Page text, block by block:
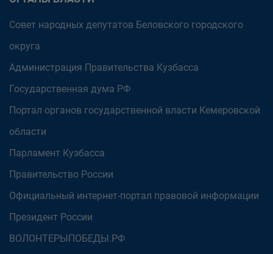
Совет народных депутатов Беловского городского
округа
Администрация Правительства Кузбасса
Государственная дума РФ
Портал органов государственной власти Кемеровской
области
Парламент Кузбасса
Правительство России
Официальный интернет-портал правовой информации
Президент России
ВОЛОНТЕРЫПОБЕДЫ.РФ